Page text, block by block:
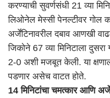
करण्याची सुवर्णसंधी 21 व्या
लिओनेल मेस्सी पेनल्टीवर गोल
अर्जेंटिनावरील दबाव आणखी
जिकोने 67 व्या मिनिटाला
2-0 अशी मजबूत केली. या
पडणार असेच वाटत होते.
14 मिनिटांचा चमत्कार आणि